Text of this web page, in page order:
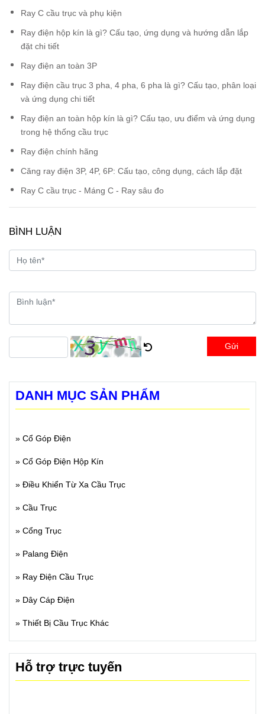
Ray C cầu trục và phụ kiện
Ray điện hộp kín là gì? Cấu tạo, ứng dụng và hướng dẫn lắp
đặt chi tiết
Ray điện an toàn 3P
Ray điện cầu trục 3 pha, 4 pha, 6 pha là gì? Cấu tạo, phân loại
và ứng dụng chi tiết
Ray điện an toàn hộp kín là gì? Cấu tạo, ưu điểm và ứng dụng
trong hệ thống cầu trục
Ray điện chính hãng
Căng ray điện 3P, 4P, 6P: Cấu tạo, công dụng, cách lắp đặt
Ray C cầu trục - Máng C - Ray sâu đo
BÌNH LUẬN
Gửi
DANH MỤC SẢN PHẨM
» Cổ Góp Điện
» Cổ Góp Điện Hộp Kín
» Điều Khiển Từ Xa Cầu Trục
» Cầu Trục
» Cổng Trục
» Palang Điện
» Ray Điện Cầu Trục
» Dây Cáp Điện
» Thiết Bị Cầu Trục Khác
Hỗ trợ trực tuyến